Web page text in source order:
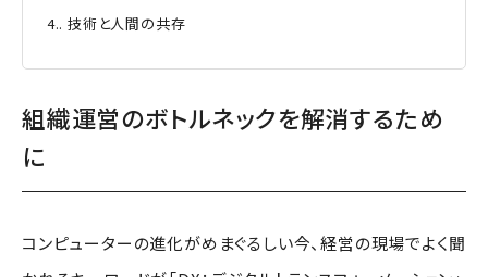
4. 技術と人間の共存
組織運営のボトルネックを解消するため
に
コンピューターの進化がめまぐるしい今、経営の現場でよく聞